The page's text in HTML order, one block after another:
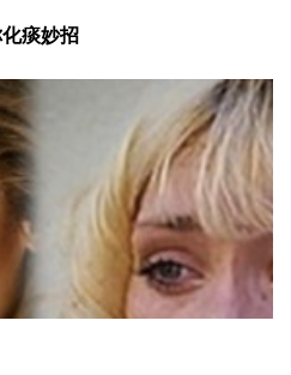
痰妙招